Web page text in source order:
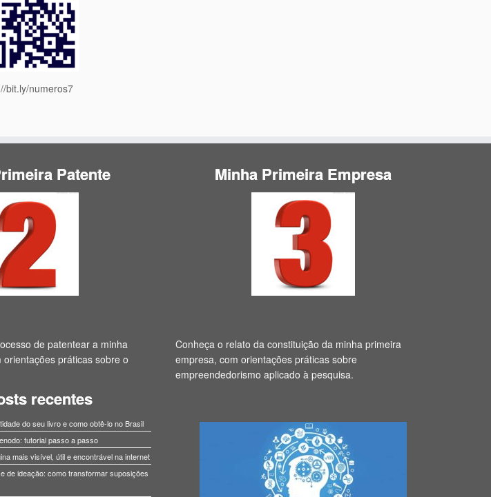
bit.ly/numeros7
Patente
de patentear a minha
práticas sobre o
recentes
do seu livro e como obtê-lo no Brasil
tutorial passo a passo
mais visível, útil e encontrável na internet
de ideação: como transformar suposições
Minha Primeira Empresa
Conheça o relato da constituição da minha primeira
empresa, com orientações práticas sobre
empreendedorismo aplicado à pesquisa.